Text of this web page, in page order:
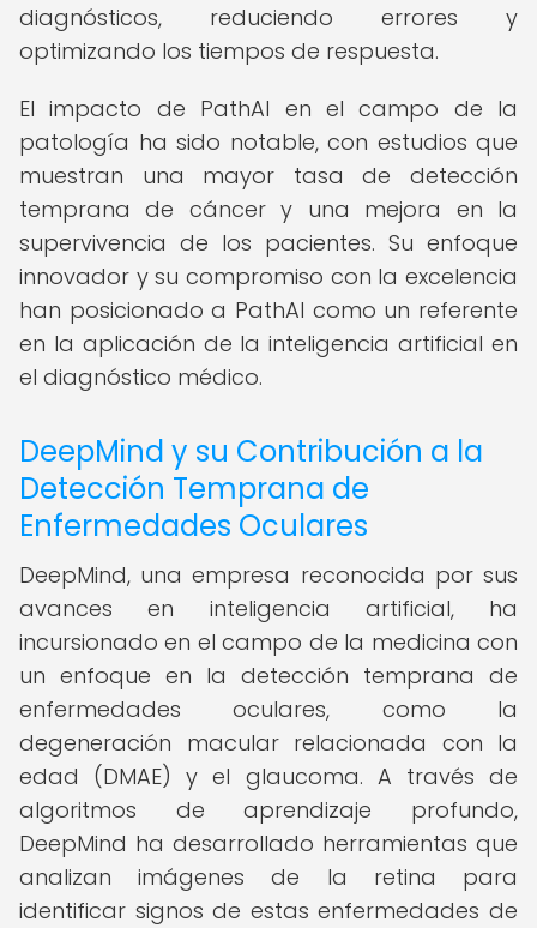
diagnósticos, reduciendo errores y
optimizando los tiempos de respuesta.
El impacto de PathAI en el campo de la
patología ha sido notable, con estudios que
muestran una mayor tasa de detección
temprana de cáncer y una mejora en la
supervivencia de los pacientes. Su enfoque
innovador y su compromiso con la excelencia
han posicionado a PathAI como un referente
en la aplicación de la inteligencia artificial en
el diagnóstico médico.
DeepMind y su Contribución a la
Detección Temprana de
Enfermedades Oculares
DeepMind, una empresa reconocida por sus
avances en inteligencia artificial, ha
incursionado en el campo de la medicina con
un enfoque en la detección temprana de
enfermedades oculares, como la
degeneración macular relacionada con la
edad (DMAE) y el glaucoma. A través de
algoritmos de aprendizaje profundo,
DeepMind ha desarrollado herramientas que
analizan imágenes de la retina para
identificar signos de estas enfermedades de